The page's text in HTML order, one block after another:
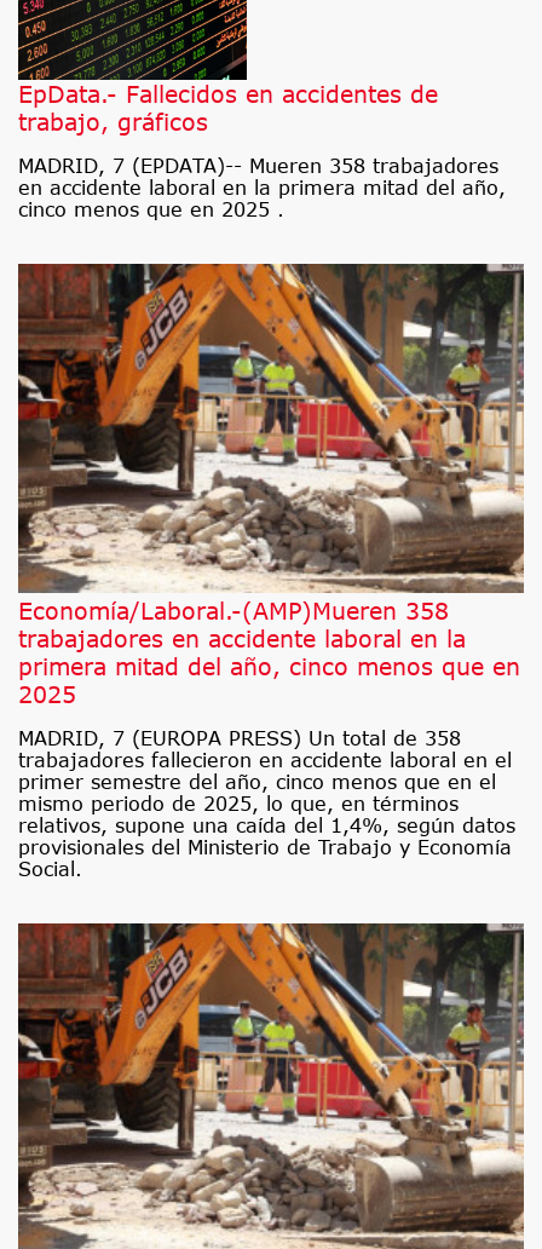
EpData.- Fallecidos en accidentes de
trabajo, gráficos
MADRID, 7 (EPDATA)-- Mueren 358 trabajadores
en accidente laboral en la primera mitad del año,
cinco menos que en 2025 .
Economía/Laboral.-(AMP)Mueren 358
trabajadores en accidente laboral en la
primera mitad del año, cinco menos que en
2025
MADRID, 7 (EUROPA PRESS) Un total de 358
trabajadores fallecieron en accidente laboral en el
primer semestre del año, cinco menos que en el
mismo periodo de 2025, lo que, en términos
relativos, supone una caída del 1,4%, según datos
provisionales del Ministerio de Trabajo y Economía
Social.